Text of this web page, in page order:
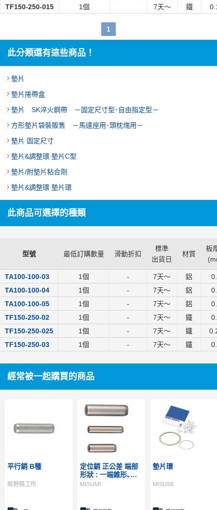
TF150-250-015
1個 7天～ 鐵
1
此分類還有這些商品！
墊片
墊片捲帶盒
墊片 SK淬火鋼帶 －固定尺寸型･自由指定型－
方形墊片袋裝販售 －馬達座用･頭枕塊用－
墊片 固定尺寸
墊片&調整環 墊片C型
墊片/附墊片粘合劑
墊片&調整環 墊片環
此商品可選擇的種類
型號 最低訂購數量 滑動折扣
標準
出貨日
材質
板
(
TA100-100-03 1個 - 7天～ 鋁
TA100-100-04
1個 - 7天～ 鋁
TA100-100-05
1個 - 7天～ 鋁
TF150-250-02
1個 - 7天～ 鐵
TF150-250-025
1個 - 7天～ 鐵
TF150-250-03
1個 - 7天～ 鐵
經常被一起購買的商品
平行銷 B種
姬野精工所
定位銷 正公差 端部
形狀 : 一端錐形､一
端球型 嵌合公差 :
MISUMI
墊片環
MISUMI